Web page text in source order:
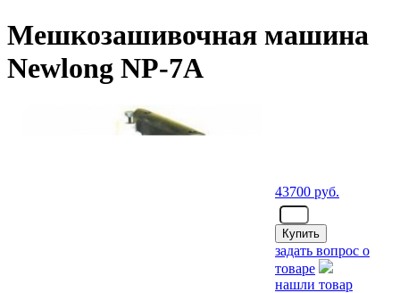
Мешкозашивочная машина
Newlong NP-7A
43700 руб.
задать вопрос о
товаре
нашли товар